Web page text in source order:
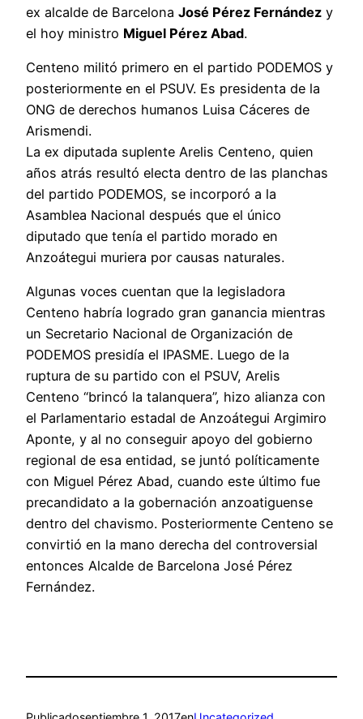
ex alcalde de Barcelona José Pérez Fernández y
el hoy ministro Miguel Pérez Abad.
Centeno militó primero en el partido PODEMOS y
posteriormente en el PSUV. Es presidenta de la
ONG de derechos humanos Luisa Cáceres de
Arismendi.
La ex diputada suplente Arelis Centeno, quien
años atrás resultó electa dentro de las planchas
del partido PODEMOS, se incorporó a la
Asamblea Nacional después que el único
diputado que tenía el partido morado en
Anzoátegui muriera por causas naturales.
Algunas voces cuentan que la legisladora
Centeno habría logrado gran ganancia mientras
un Secretario Nacional de Organización de
PODEMOS presidía el IPASME. Luego de la
ruptura de su partido con el PSUV, Arelis
Centeno “brincó la talanquera”, hizo alianza con
el Parlamentario estadal de Anzoátegui Argimiro
Aponte, y al no conseguir apoyo del gobierno
regional de esa entidad, se juntó políticamente
con Miguel Pérez Abad, cuando este último fue
precandidato a la gobernación anzoatiguense
dentro del chavismo. Posteriormente Centeno se
convirtió en la mano derecha del controversial
entonces Alcalde de Barcelona José Pérez
Fernández.